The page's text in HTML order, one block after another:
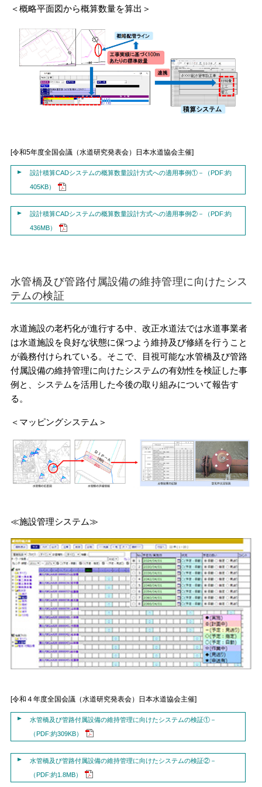
＜概略平面図から概算数量を算出＞
[令和5年度全国会議（水道研究発表会）日本水道協会主催]
設計積算CADシステムの概算数量設計方式への適用事例①－（PDF:約
405KB）
設計積算CADシステムの概算数量設計方式への適用事例②－（PDF:約
436MB）
水管橋及び管路付属設備の維持管理に向けたシス
テムの検証
水道施設の老朽化が進行する中、改正水道法では水道事業者
は水道施設を良好な状態に保つよう維持及び修繕を行うこと
が義務付けられている。そこで、目視可能な水管橋及び管路
付属設備の維持管理に向けたシステムの有効性を検証した事
例と、システムを活用した今後の取り組みについて報告す
る。
＜マッピングシステム＞
≪施設管理システム≫
[令和４年度全国会議（水道研究発表会）日本水道協会主催]
水管橋及び管路付属設備の維持管理に向けたシステムの検証①－
（PDF:約309KB）
水管橋及び管路付属設備の維持管理に向けたシステムの検証②－
（PDF:約1.8MB）